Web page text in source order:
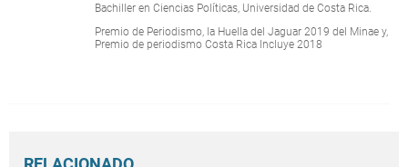
Bachiller en Ciencias Políticas, Universidad de Costa Rica.
Premio de Periodismo, la Huella del Jaguar 2019 del Minae y,
Premio de periodismo Costa Rica Incluye 2018